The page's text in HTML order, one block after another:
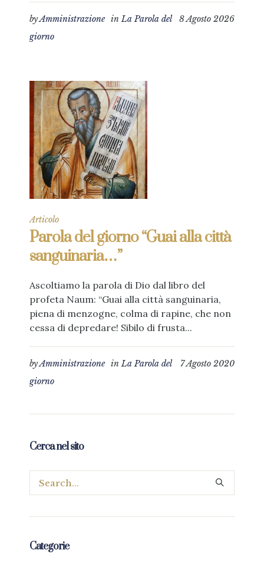
8 Agosto 2026
byAmministrazione inLa Parola del
giorno
Articolo
Parola del giorno “Guai alla città
sanguinaria…”
Ascoltiamo la parola di Dio dal libro del
profeta Naum: “Guai alla città sanguinaria,
piena di menzogne, colma di rapine, che non
cessa di depredare! Sibilo di frusta...
7 Agosto 2020
byAmministrazione inLa Parola del
giorno
Cerca nel sito
Categorie